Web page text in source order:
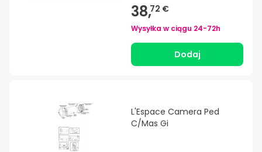
38,72 €
Wysyłka w ciągu 24-72h
Dodaj
L'Espace Camera Ped
C/Mas Gi